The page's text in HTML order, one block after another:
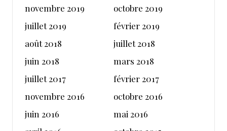
novembre 2019
octobre 2019
juillet 2019
février 2019
août 2018
juillet 2018
juin 2018
mars 2018
juillet 2017
février 2017
novembre 2016
octobre 2016
juin 2016
mai 2016